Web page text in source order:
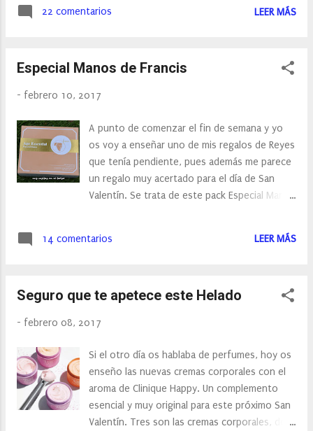
productos de pieles sensibles. Uno de ellos
22 comentarios LEER MÁS
Especial Manos de Francis
- febrero 10, 2017
A punto de comenzar el fin de semana y yo
os voy a enseñar uno de mis regalos de Reyes
que tenía pendiente, pues además me parece
un regalo muy acertado para el día de San
Valentín. Se trata de este pack Especial Manos
eternas olvidadas y es en ellas donde más
que cuando vi este pack para el cuidado de las
probarlo.
14 comentarios LEER MÁS
Seguro que te apetece este Helado
- febrero 08, 2017
Si el otro día os hablaba de perfumes, hoy os
enseño las nuevas cremas corporales con el
aroma de Clinique Happy. Un complemento
esencial y muy original para este próximo San
Valentín. Tres son las cremas corporales, de